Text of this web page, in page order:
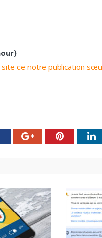
site de notre publication
Google+Pinterest